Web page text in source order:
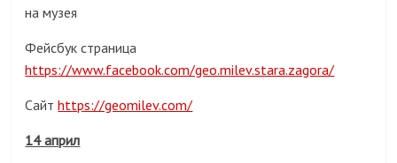
на музея
Фейсбук страница
https://www.facebook.com/geo.milev.stara.zagora/
Сайтhttps://geomilev.com/
14 април